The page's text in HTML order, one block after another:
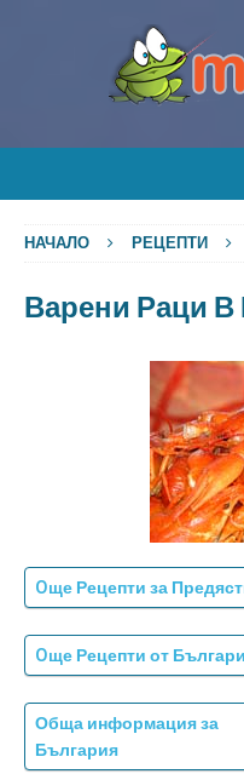
НАЧАЛО РЕЦЕПТИ
Варени Раци В
Oще Рецепти за
Oще Рецепти от
Обща информация за
България